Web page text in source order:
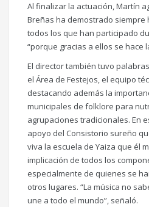
Al finalizar la actuación, Martín
Breñas ha demostrado siempre
todos los que han participado
“porque gracias a ellos se hace
El director también tuvo
el Área de Festejos, el equipo
destacando además la
municipales de folklore para
agrupaciones tradicionales. En
apoyo del Consistorio sureño
viva la escuela de Yaiza que él
implicación de todos los
especialmente de quienes se
otros lugares. “La música no
une a todo el mundo”, señaló.